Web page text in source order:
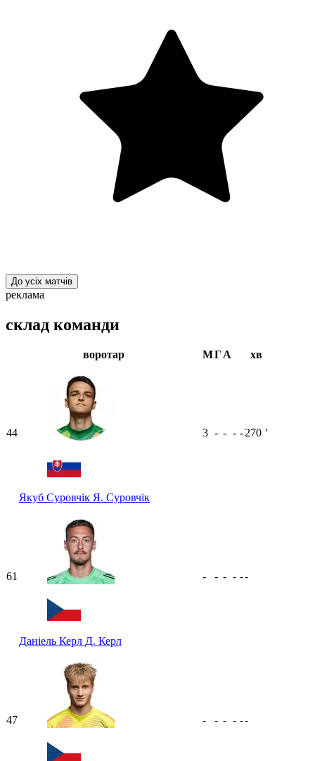
До усіх матчів
реклама
склад команди
воротар МГА хв
44
Якуб Суровчік Я. Суровчік
3 - - - -270 ʼ
61
Даніель Керл Д. Керл
- - - - --
47 - - - - --